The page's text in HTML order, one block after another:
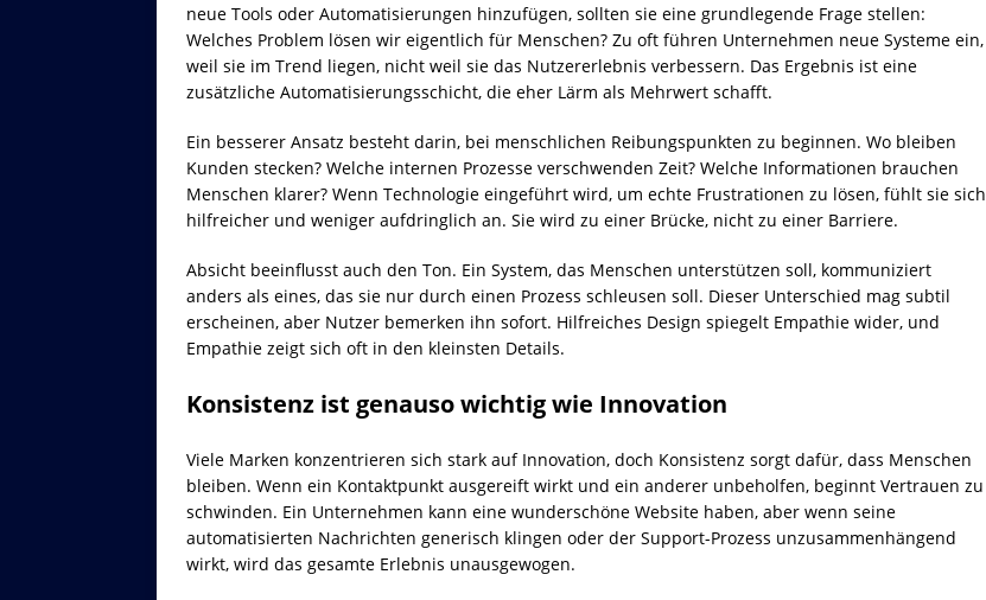
neue Tools oder Automatisierungen hinzufügen, sollten sie eine grundlegende Frage stellen:
Welches Problem lösen wir eigentlich für Menschen? Zu oft führen Unternehmen neue Systeme ein,
weil sie im Trend liegen, nicht weil sie das Nutzererlebnis verbessern. Das Ergebnis ist eine
zusätzliche Automatisierungsschicht, die eher Lärm als Mehrwert schafft.
Ein besserer Ansatz besteht darin, bei menschlichen Reibungspunkten zu beginnen. Wo bleiben
Kunden stecken? Welche internen Prozesse verschwenden Zeit? Welche Informationen brauchen
Menschen klarer? Wenn Technologie eingeführt wird, um echte Frustrationen zu lösen, fühlt sie sich
hilfreicher und weniger aufdringlich an. Sie wird zu einer Brücke, nicht zu einer Barriere.
Absicht beeinflusst auch den Ton. Ein System, das Menschen unterstützen soll, kommuniziert
anders als eines, das sie nur durch einen Prozess schleusen soll. Dieser Unterschied mag subtil
erscheinen, aber Nutzer bemerken ihn sofort. Hilfreiches Design spiegelt Empathie wider, und
Empathie zeigt sich oft in den kleinsten Details.
Konsistenz ist genauso wichtig wie Innovation
Viele Marken konzentrieren sich stark auf Innovation, doch Konsistenz sorgt dafür, dass Menschen
bleiben. Wenn ein Kontaktpunkt ausgereift wirkt und ein anderer unbeholfen, beginnt Vertrauen zu
schwinden. Ein Unternehmen kann eine wunderschöne Website haben, aber wenn seine
automatisierten Nachrichten generisch klingen oder der Support-Prozess unzusammenhängend
wirkt, wird das gesamte Erlebnis unausgewogen.